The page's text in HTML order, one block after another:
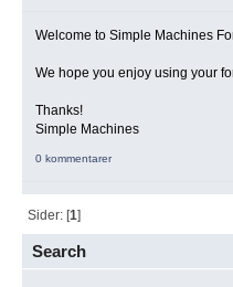
Search
Welcome to Simple Machines
We hope you enjoy using your
Thanks!
Simple Machines
0 kommentarer
Sider: [1]